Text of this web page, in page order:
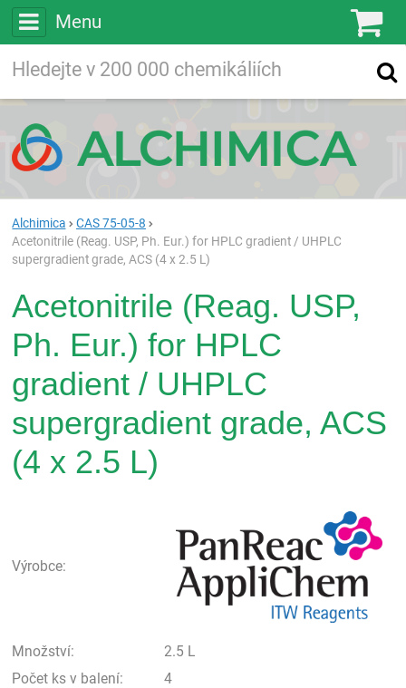
Menu
Vyhledávání
Alchimica
CAS 75-05-8
Acetonitrile (Reag. USP, Ph. Eur.) for HPLC gradient / UHPLC
supergradient grade, ACS (4 x 2.5 L)
Acetonitrile (Reag. USP,
Ph. Eur.) for HPLC
gradient / UHPLC
supergradient grade, ACS
(4 x 2.5 L)
Výrobce:
Množství:
2.5 L
Počet ks v balení:
4